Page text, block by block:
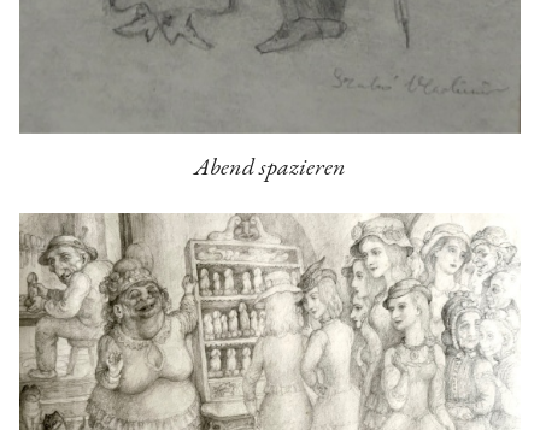
Abend spazieren